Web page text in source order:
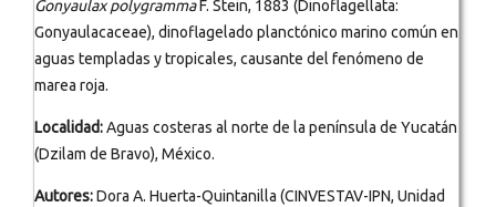
Gonyaulax polygrammaF. Stein, 1883 (Dinoflagellata:
Gonyaulacaceae), dinoflagelado planctónico marino común en
aguas templadas y tropicales, causante del fenómeno de
marea roja.
Localidad:Aguas costeras al norte de la península de Yucatán
(Dzilam de Bravo), México.
Autores:Dora A. Huerta-Quintanilla (CINVESTAV-IPN, Unidad